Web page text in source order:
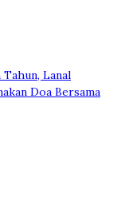
Lanal
Doa Bersama